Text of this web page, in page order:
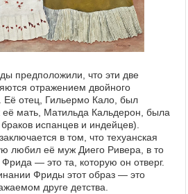
предположили, что эти две
отражением двойного
отец, Гильермо Кало, был
её мать, Матильда Кальдерон, была
испанцев и индейцев).
в том, что техуанская
любил её муж Диего Ривера, в то
— это та, которую он отверг.
Фриды этот образ — это
друге детства.